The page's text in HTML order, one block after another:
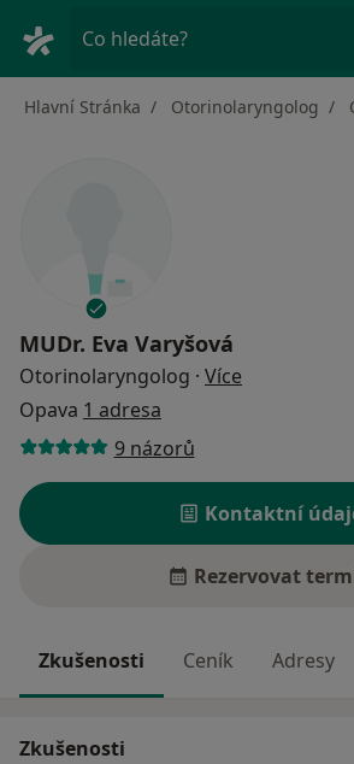
Co hledáte?
Hlavní Stránka Otorinolaryngolog
MUDr. Eva Varyšová
Otorinolaryngolog · Více
Opava 1 adresa
9 názorů
Kontaktní
Rezervovat
Zkušenosti Ceník Adresy
Zkušenosti